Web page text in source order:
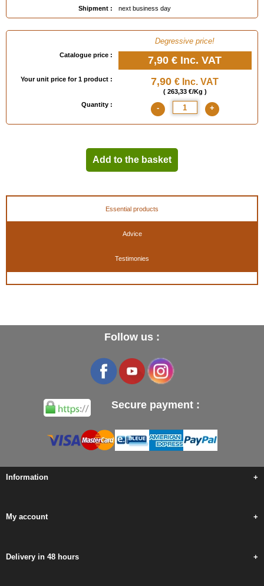
Shipment :
next business day
Degressive price!
Catalogue price : 7,90 € Inc. VAT
Your unit price for 1 product : 7,90 € Inc. VAT
( 263,33 €/Kg )
Quantity :
- +
Add to the basket
Essential products
Advice
Testimonies
Follow us :
Secure payment :
Information +
My account +
Delivery in 48 hours +